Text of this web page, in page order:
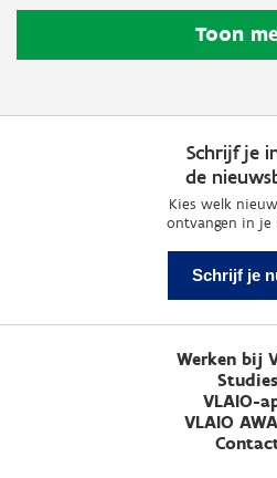
Toon
Schrijf je
de
Kies welk
ontvangen in je
Schrijf je
Werken bij
Studies
VLAIO-
VLAIO